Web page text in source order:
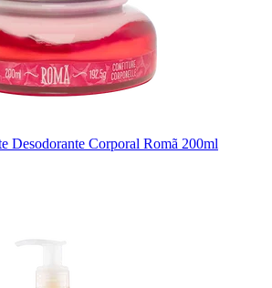
Desodorante Corporal Romã 200ml